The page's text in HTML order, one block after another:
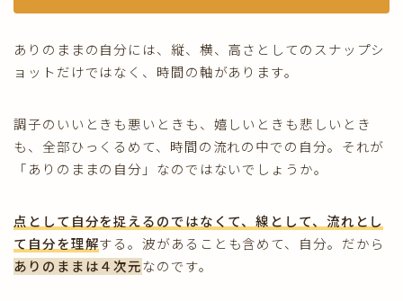
ありのままの自分には、縦、横、高さとしてのスナップシ
ョットだけではなく、時間の軸があります。
調子のいいときも悪いときも、嬉しいときも悲しいとき
も、全部ひっくるめて、時間の流れの中での自分。それが
「ありのままの自分」なのではないでしょうか。
点として自分を捉えるのではなくて、線として、流れとし
て自分を理解する。波があることも含めて、自分。だから
ありのままは４次元なのです。